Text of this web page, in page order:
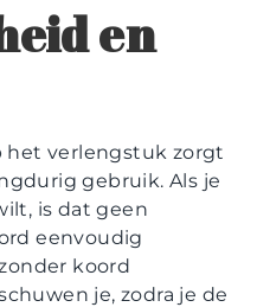
en
het verlengstuk zorgt
gebruik. Als je
is dat geen
eenvoudig
koord
je, zodra je de